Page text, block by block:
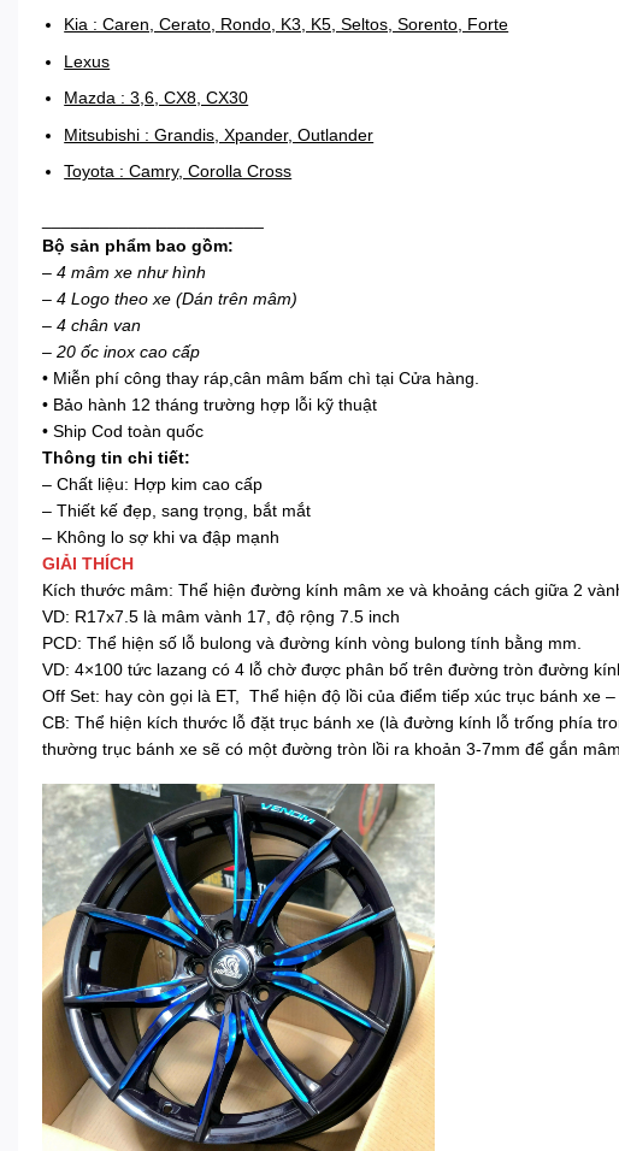
Kia : Caren, Cerato, Rondo, K3, K5, Seltos, Sorento, Forte
Lexus
Mazda : 3,6, CX8, CX30
Mitsubishi : Grandis, Xpander, Outlander
Toyota : Camry, Corolla Cross
Bộ sản phẩm bao gồm:
– 4 mâm xe như hình
– 4 Logo theo xe (Dán trên mâm)
– 4 chân van
– 20 ốc inox cao cấp
• Miễn phí công thay ráp,cân mâm bấm chì tại Cửa hàng.
• Bảo hành 12 tháng trường hợp lỗi kỹ thuật
• Ship Cod toàn quốc
Thông tin chi tiết:
– Chất liệu: Hợp kim cao cấp
– Thiết kế đẹp, sang trọng, bắt mắt
– Không lo sợ khi va đập mạnh
GIẢI THÍCH
Kích thước mâm: Thể hiện đường kính mâm xe và khoảng cách giữa 2
VD: R17x7.5 là mâm vành 17, độ rộng 7.5 inch
PCD: Thể hiện số lỗ bulong và đường kính vòng bulong tính bằng mm.
VD: 4×100 tức lazang có 4 lỗ chờ được phân bố trên đường tròn đường
Off Set: hay còn gọi là ET, Thể hiện độ lồi của điểm tiếp xúc trục bánh xe
CB: Thể hiện kích thước lỗ đặt trục bánh xe (là đường kính lỗ trống phía
thường trục bánh xe sẽ có một đường tròn lồi ra khoản 3-7mm để gắn